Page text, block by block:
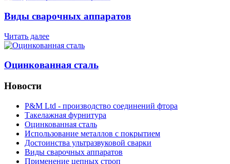
Виды сварочных аппаратов
Читать далее
Оцинкованная сталь
Новости
P&M Ltd - производство соединений фтора
Такелажная фурнитура
Оцинкованная сталь
Использование металлов с покрытием
Достоинства ультразвуковой сварки
Виды сварочных аппаратов
Применение цепных строп